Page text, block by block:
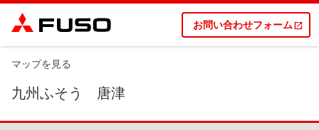
お問い合わせフォーム
マップを見る
九州ふそう 唐津